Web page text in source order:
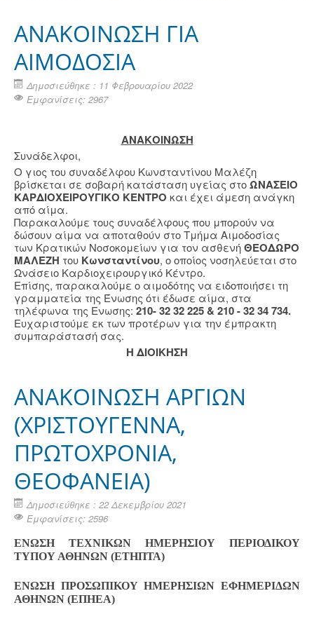
ΑΝΑΚΟΙΝΩΣΗ ΓΙΑ
ΑΙΜΟΔΟΣΙΑ
Δημοσιεύθηκε : 11 Φεβρουαρίου 2022
Εμφανίσεις: 2967
ΑΝΑΚΟΙΝΩΣΗ
Συνάδελφοι,
Ο γιος του συναδέλφου Κωνσταντίνου Μαλέζη
βρίσκεται σε σοβαρή κατάσταση υγείας στοΩΝΑΣΕΙΟ
ΚΑΡΔΙΟΧΕΙΡΟΥΓΙΚΟ ΚΕΝΤΡΟ και έχει άμεση ανάγκη
από αίμα.
Παρακαλούμε τους συναδέλφους που μπορούν να
δώσουν αίμα να αποταθούν στο Τμήμα Αιμοδοσίας
των Κρατικών Νοσοκομείων για τον ασθενήΘΕΟΔΩΡΟ
ΜΑΛΕΖΗ του Κωνσταντίνου, ο οποίος νοσηλεύεται στο
Ωνάσειο Καρδιοχειρουργικό Κέντρο.
Επίσης, παρακαλούμε ο αιμοδότης να ειδοποιήσει τη
γραμματεία της Ένωσης ότι έδωσε αίμα, στα
τηλέφωνα της Ενωσης: 210- 32 32 225 & 210 - 32 34 734.
Ευχαριστούμε εκ των προτέρων για την έμπρακτη
συμπαράστασή σας.
Η ΔΙΟΙΚΗΣΗ
ΑΝΑΚΟΙΝΩΣΗ ΑΡΓΙΩΝ
(ΧΡΙΣΤΟΥΓΕΝΝΑ,
ΠΡΩΤΟΧΡΟΝΙΑ,
ΘΕΟΦΑΝΕΙΑ)
Δημοσιεύθηκε : 22 Δεκεμβρίου 2021
Εμφανίσεις: 2596
ΕΝΩΣΗ ΤΕΧΝΙΚΩΝ ΗΜΕΡΗΣΙΟΥ ΠΕΡΙΟΔΙΚΟΥ
ΤΥΠΟΥ ΑΘΗΝΩΝ (ΕΤΗΠΤΑ)
ΕΝΩΣΗ ΠΡΟΣΩΠΙΚΟΥ ΗΜΕΡΗΣΙΩΝ ΕΦΗΜΕΡΙΔΩΝ
ΑΘΗΝΩΝ (ΕΠΗΕΑ)